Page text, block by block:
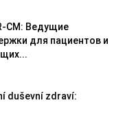
CM: Ведущие
для пациентов и
duševní zdraví: